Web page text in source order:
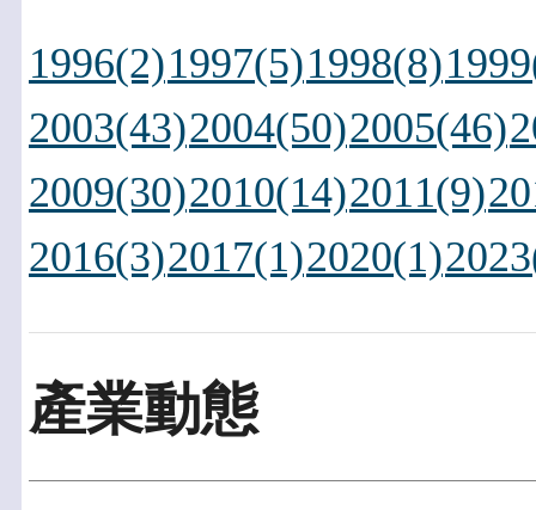
1996(2)1997(5)1998(8)
2003(43)2004(50)2005(46)
2009(30)2010(14)2011(9)
2016(3)2017(1)2020(1)
產業動態